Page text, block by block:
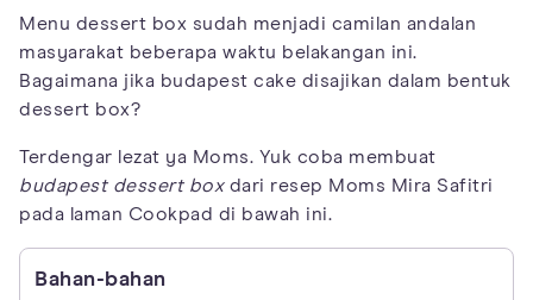
Menu dessert box sudah menjadi camilan andalan
masyarakat beberapa waktu belakangan ini.
Bagaimana jika budapest cake disajikan dalam bentuk
dessert box?
Terdengar lezat ya Moms. Yuk coba membuat
budapest dessert boxdari resep Moms Mira Safitri
pada laman Cookpad di bawah ini.
Bahan-bahan